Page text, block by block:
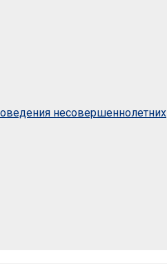
несовершеннолетних